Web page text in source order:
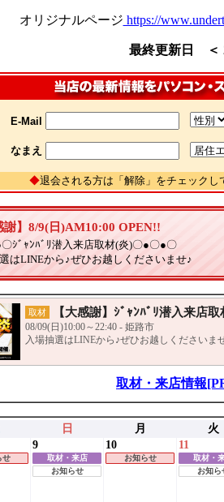
オリジナルページ https://
最終更新日 ＜
E-Mail
なまえ
◆退会される方は「解除」をチェックし
謝】8/9(日)AM10:00 OPEN!!
ｼﾞｬﾝﾊﾞﾘ潜入来店取材(炎)〇●〇●〇
はLINEから♪ぜひお越しくださいませ♪
取材 【大感謝】ｼﾞｬﾝﾊﾞﾘ潜入来店取
08/09(日)10:00～22:40 - 姫路市
入場抽選はLINEから♪ぜひお越しくださいま
取材・来店情報
日 月 火
せ
9
取材・来店
お知らせ
10
お知らせ
11
取材・
お知ら